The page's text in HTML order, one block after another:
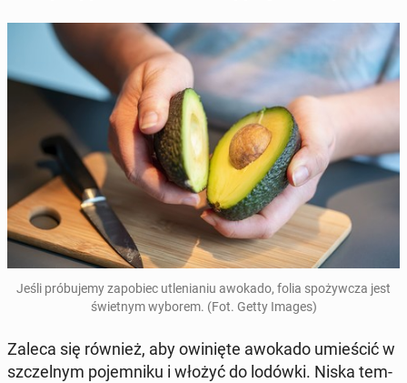
Jeśli pró­bu­je­my za­po­biec utle­nia­niu awokado, folia spo­żyw­cza jest
świet­nym wyborem. (Fot. Getty Images)
Zaleca się również, aby owi­nię­te awokado umie­ścić w
szczel­nym po­jem­ni­ku i włożyć do lodówki. Niska tem­